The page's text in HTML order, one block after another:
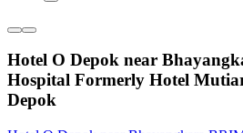
Hotel O Depok near
Hospital Formerly Hotel
Depok